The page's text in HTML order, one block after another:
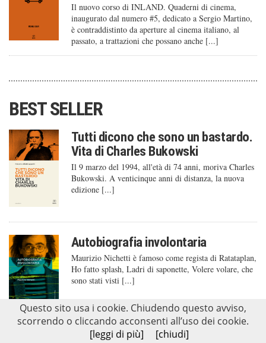
Il nuovo corso di INLAND. Quaderni di cinema,
inaugurato dal numero #5, dedicato a Sergio Martino,
è contraddistinto da aperture al cinema italiano, al
passato, a trattazioni che possano anche [...]
BEST SELLER
Tutti dicono che sono un bastardo.
Vita di Charles Bukowski
Il 9 marzo del 1994, all'età di 74 anni, moriva Charles
Bukowski. A venticinque anni di distanza, la nuova
edizione [...]
Autobiografia involontaria
Maurizio Nichetti è famoso come regista di Ratataplan,
Ho fatto splash, Ladri di saponette, Volere volare, che
sono stati visti [...]
Questo sito usa i cookie. Chiudendo questo avviso,
scorrendo o cliccando acconsenti all’uso dei cookie.
[leggi di più]
[chiudi]